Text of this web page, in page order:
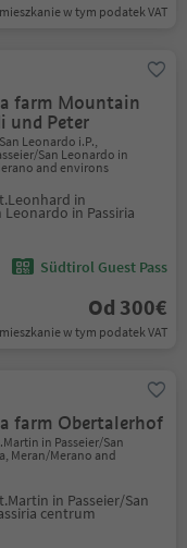
w tym podatek VAT
farm Mountain
und Peter
Leonardo i.P.,
San Leonardo in
and environs
in
Leonardo in Passiria
Südtirol Guest Pass
Od 300€
w tym podatek VAT
farm Obertalerhof
in Passeier/San
Meran/Merano and
in Passeier/San
centrum